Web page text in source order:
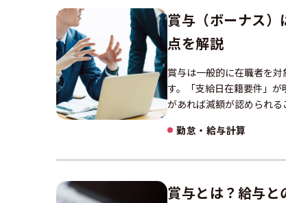
賞与（ボーナス
点を解説
賞与は一般的に在職者を
す。「支給日在籍要件」
があれば減額が認められ
勤怠・給与計算
賞与とは？給与